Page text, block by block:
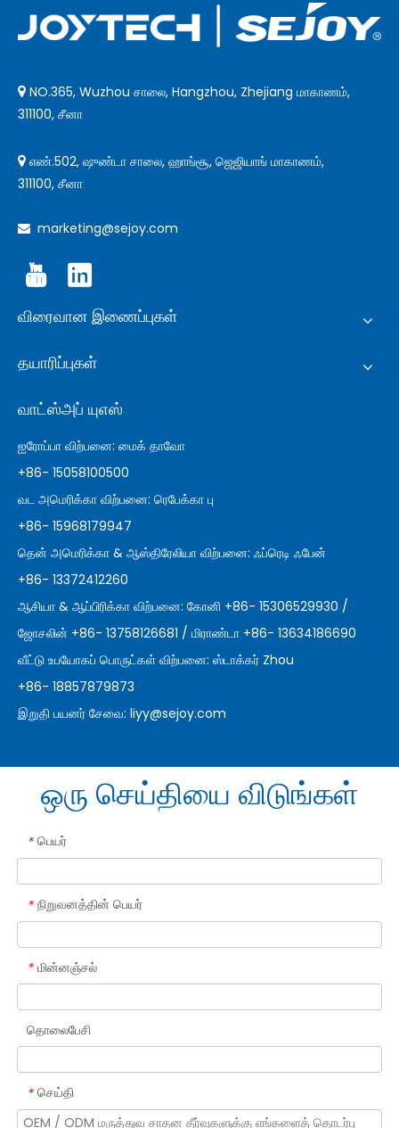
 NO.365, Wuzhou சாலை, Hangzhou, Zhejiang மாகாணம்,
311100, சீனா
 எண்.502, ஷுண்டா சாலை, ஹாங்சூ, ஜெஜியாங் மாகாணம்,
311100, சீனா
 marketing@sejoy.com
விரைவான இணைப்புகள்
தயாரிப்புகள்
வாட்ஸ்அப் யுஎஸ்
ஐரோப்பா விற்பனை: மைக் தாவோ
+86- 15058100500
வட அமெரிக்கா விற்பனை: ரெபேக்கா பு
+86- 15968179947
தென் அமெரிக்கா & ஆஸ்திரேலியா விற்பனை: ஃப்ரெடி ஃபேன்
+86- 13372412260
ஆசியா & ஆப்பிரிக்கா விற்பனை: கோனி +86- 15306529930 /
ஜோசலின் +86- 13758126681 / மிராண்டா +86- 13634186690
வீட்டு உபயோகப் பொருட்கள் விற்பனை: ஸ்டாக்கர் Zhou
+86- 18857879873
இறுதி பயனர் சேவை: liyy@sejoy.com
ஒரு செய்தியை விடுங்கள்
* பெயர்
* நிறுவனத்தின் பெயர்
* மின்னஞ்சல்
தொலைபேசி
* செய்தி